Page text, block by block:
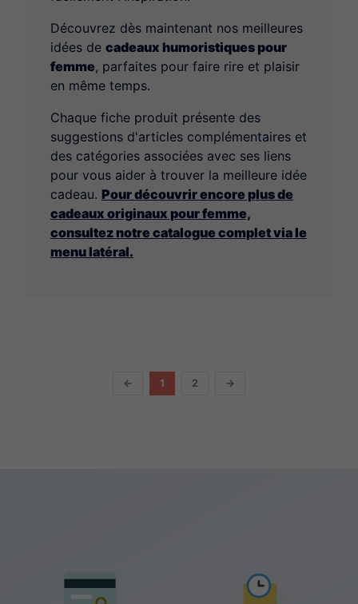
Découvrez dès maintenant nos meilleures
idées de cadeaux humoristiques pour
femme, parfaites pour faire rire et plaisir
en même temps.
Chaque fiche produit présente des
suggestions d'articles complémentaires et
des catégories associées avec ses liens
pour vous aider à trouver la meilleure idée
cadeau. Pour découvrir encore plus de
cadeaux originaux pour femme,
consultez notre catalogue complet via le
menu latéral.
← 1 2 →